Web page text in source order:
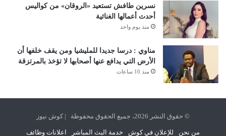
نسرين طافش تستعيد «الروقان» من كواليس
أحدث أعمالها الغنائية
منذ يوم واحد
مناوي : درسا جديدا للمليشيا ومن يقف خلفها أن
الأرض التي يدافع عنها أصحابها لا تؤخذ بالمرتزقة
منذ 10 ساعات
© حقوق النشر 2026، جميع الحقوق محفوظة | كوش نيوز
من نحن للإعلان في كوش خدمة البث المباشر اعلانات وظائف